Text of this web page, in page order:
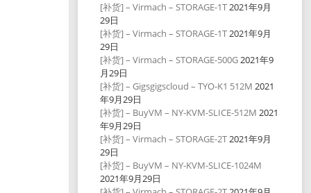
[补货] – Virmach – STORAGE-1T2021年9月
29日
[补货] – Virmach – STORAGE-1T2021年9月
29日
[补货] – Virmach – STORAGE-500G2021年9
月29日
[补货] – Gigsgigscloud – TYO-K1 512M 2021
年9月29日
[补货] – BuyVM – NY-KVM-SLICE-512M 2021
年9月29日
[补货] – Virmach – STORAGE-2T2021年9月
29日
[补货] – BuyVM – NY-KVM-SLICE-1024M
2021年9月29日